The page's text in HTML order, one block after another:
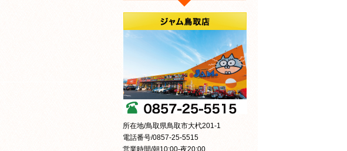
所在地/鳥取県鳥取市大杙201-1
電話番号/0857-25-5515
営業時間/朝10:00-夜20:00